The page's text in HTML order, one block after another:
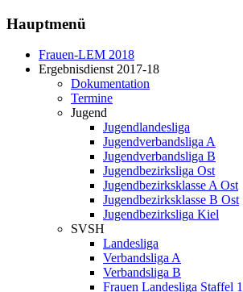
Hauptmenü
Frauen-LEM 2018
Ergebnisdienst 2017-18
Dokumentation
Termine
Jugend
Jugendlandesliga
Jugendverbandsliga A
Jugendverbandsliga B
Jugendbezirksliga Ost
Jugendbezirksklasse A Ost
Jugendbezirksklasse B Ost
Jugendbezirksliga Kiel
SVSH
Landesliga
Verbandsliga A
Verbandsliga B
Frauen Landesliga Staffel 1